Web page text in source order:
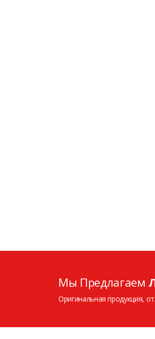
Мы Предлагаем
Оригинальная продукция,